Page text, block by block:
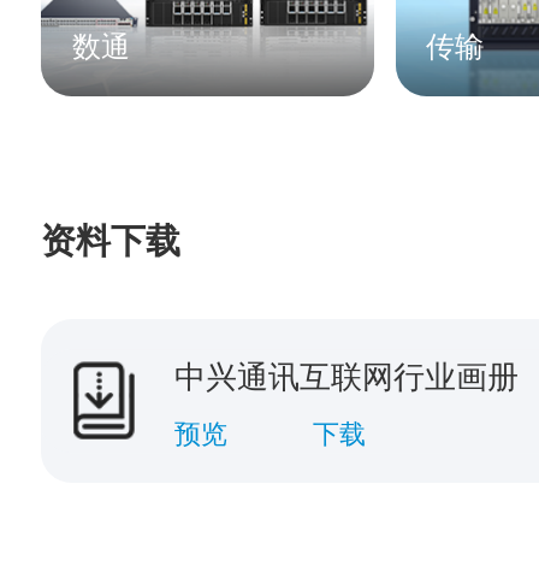
数通 传输
资料下载
中兴通讯互联网行业画册
预览 下载